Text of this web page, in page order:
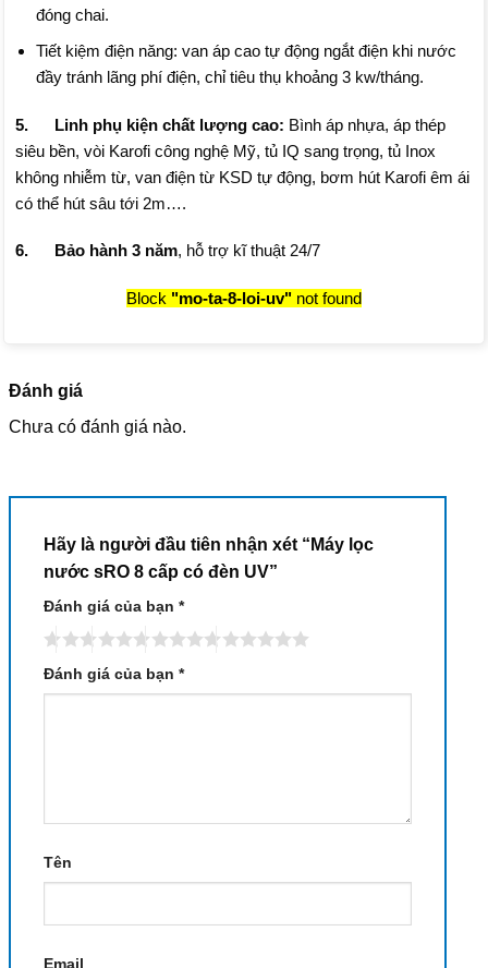
đóng chai.
Tiết kiệm điện năng: van áp cao tự động ngắt điện khi nước
đầy tránh lãng phí điện, chỉ tiêu thụ khoảng 3 kw/tháng.
5. Linh phụ kiện chất lượng cao: Bình áp nhựa, áp thép
siêu bền, vòi Karofi công nghệ Mỹ, tủ IQ sang trọng, tủ Inox
không nhiễm từ, van điện từ KSD tự động, bơm hút Karofi êm ái
có thể hút sâu tới 2m….
6. Bảo hành 3 năm, hỗ trợ kĩ thuật 24/7
Block "mo-ta-8-loi-uv" not found
Đánh giá
Chưa có đánh giá nào.
Hãy là người đầu tiên nhận xét “Máy lọc
nước sRO 8 cấp có đèn UV”
Đánh giá của bạn *
Đánh giá của bạn *
Tên
Email